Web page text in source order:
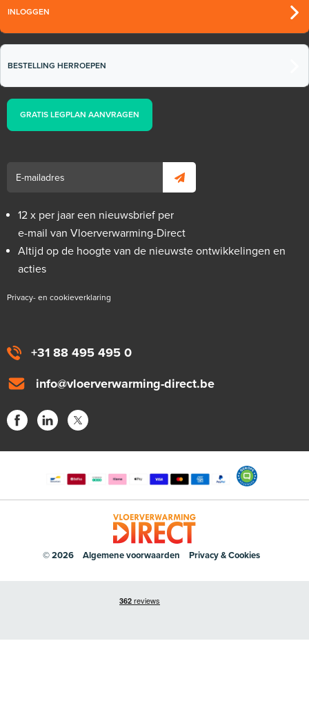
+31 88 495 495 0
info@vloerverwarming-direct.be
INLOGGEN
BESTELLING HERROEPEN
GRATIS LEGPLAN AANVRAGEN
12 x per jaar een nieuwsbrief per
e-mail van Vloerverwarming-Direct
Altijd op de hoogte van de nieuwste ontwikkelingen en
acties
Privacy- en cookieverklaring
© 2026 Algemene voorwaarden Privacy & Cookies